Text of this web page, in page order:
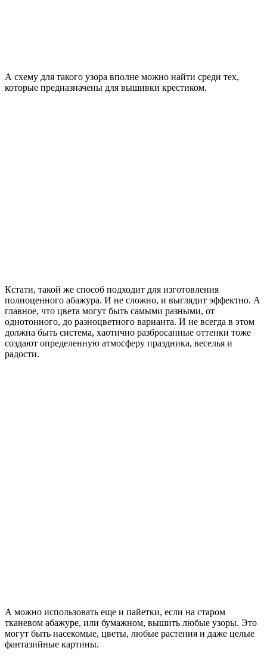
А схему для такого узора вполне можно найти среди тех,
которые предназначены для вышивки крестиком.
Кстати, такой же способ подходит для изготовления
полноценного абажура. И не сложно, и выглядит эффектно. А
главное, что цвета могут быть самыми разными, от
однотонного, до разноцветного варианта. И не всегда в этом
должна быть система, хаотично разбросанные оттенки тоже
создают определенную атмосферу праздника, веселья и
радости.
А можно использовать еще и пайетки, если на старом
тканевом абажуре, или бумажном, вышить любые узоры. Это
могут быть насекомые, цветы, любые растения и даже целые
фантазийные картины.